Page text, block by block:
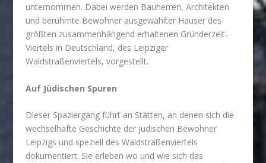
unternommen. Dabei werden Bauherren, Architekten
und berühmte Bewohner ausgewählter Häuser des
größten zusammenhängend erhaltenen Gründerzeit-
Viertels in Deutschland, des Leipziger
Waldstraßenviertels, vorgestellt.
Auf Jüdischen Spuren
Dieser Spaziergang führt an Stätten, an denen sich die
wechselhafte Geschichte der jüdischen Bewohner
Leipzigs und speziell des Waldstraßenviertels
dokumentiert. Sie erleben wo und wie sich das